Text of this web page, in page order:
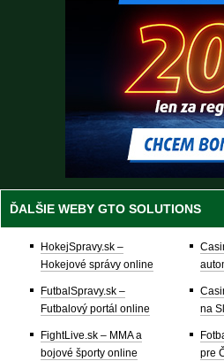
ĎALŠIE WEBY GTO SOLUTIONS
HokejSpravy.sk –
Hokejové správy online
FutbalSpravy.sk –
Futbalový portál online
FightLive.sk – MMA a
bojové športy online
na
pre